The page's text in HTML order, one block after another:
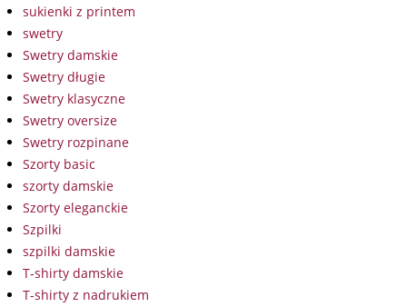
sukienki z printem
swetry
Swetry damskie
Swetry długie
Swetry klasyczne
Swetry oversize
Swetry rozpinane
Szorty basic
szorty damskie
Szorty eleganckie
Szpilki
szpilki damskie
T-shirty damskie
T-shirty z nadrukiem